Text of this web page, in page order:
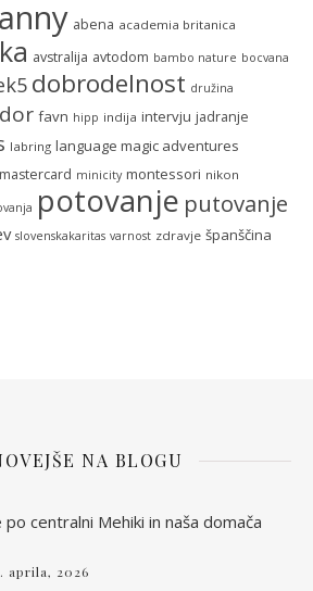
abena academia britanica
avstralija avtodom bambo nature bocvana
dobrodelnost družina
favn hipp indija intervju jadranje
labring language magic adventures
mastercard minicity montessori nikon
potovanje putovanje
slovenskakaritas varnost zdravje španščina
NA BLOGU
centralni Mehiki in naša domača
aprila, 2026